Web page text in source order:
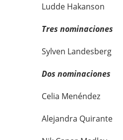
Ludde Hakanson
Tres nominaciones
Sylven Landesberg
Dos nominaciones
Celia Menéndez
Alejandra Quirante